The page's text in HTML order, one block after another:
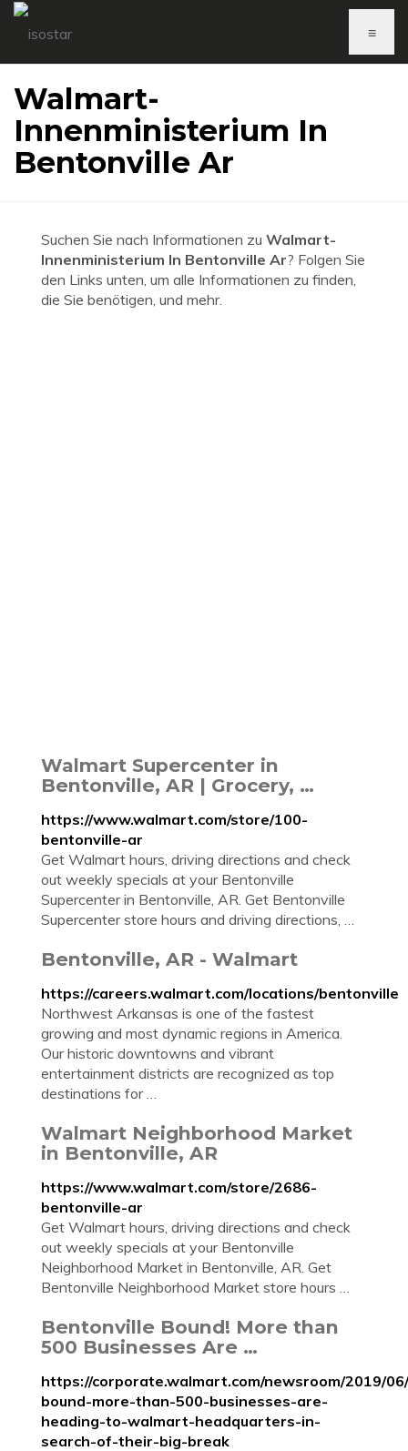
≡
Walmart-
Innenministerium In
Bentonville Ar
Suchen Sie nach Informationen zu Walmart-
Innenministerium In Bentonville Ar? Folgen Sie
den Links unten, um alle Informationen zu finden,
die Sie benötigen, und mehr.
Walmart Supercenter in
Bentonville, AR | Grocery, …
https://www.walmart.com/store/100-
bentonville-ar
Get Walmart hours, driving directions and check
out weekly specials at your Bentonville
Supercenter in Bentonville, AR. Get Bentonville
Supercenter store hours and driving directions, …
Bentonville, AR - Walmart
https://careers.walmart.com/locations/bentonville
Northwest Arkansas is one of the fastest
growing and most dynamic regions in America.
Our historic downtowns and vibrant
entertainment districts are recognized as top
destinations for …
Walmart Neighborhood Market
in Bentonville, AR
https://www.walmart.com/store/2686-
bentonville-ar
Get Walmart hours, driving directions and check
out weekly specials at your Bentonville
Neighborhood Market in Bentonville, AR. Get
Bentonville Neighborhood Market store hours …
Bentonville Bound! More than
500 Businesses Are …
https://corporate.walmart.com/newsroom/2019/
bound-more-than-500-businesses-are-
heading-to-walmart-headquarters-in-
search-of-their-big-break